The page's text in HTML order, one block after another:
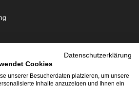
Datenschutzerklärung
Cookies
unserer Besucherdaten platzieren, um unsere
Inhalte anzuzeigen und Ihnen ein